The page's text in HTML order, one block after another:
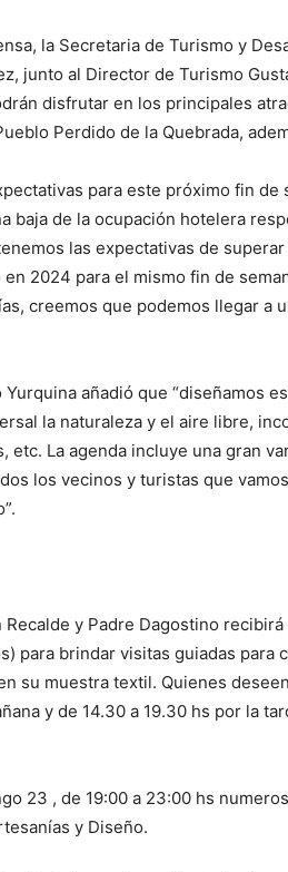
la Secretaria de Turismo y
junto al Director de Turismo
disfrutar en los principales
Perdido de la Quebrada,
para este próximo fin
baja de la ocupación hotelera
las expectativas de
2024 para el mismo fin de
creemos que podemos llegar a
añadió que “diseñamos
la naturaleza y el aire libre,
etc. La agenda incluye una gran
los vecinos y turistas que
Recalde y Padre Dagostino
para brindar visitas guiadas para
su muestra textil. Quienes
y de 14.30 a 19.30 hs por la
23 , de 19:00 a 23:00 hs
y Diseño.